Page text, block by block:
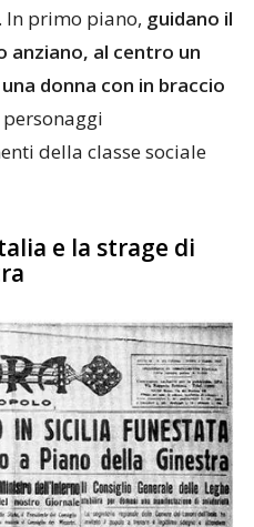
primo piano, guidano il
anziano, al centro un
donna con in braccio
della classe sociale
e la strage di